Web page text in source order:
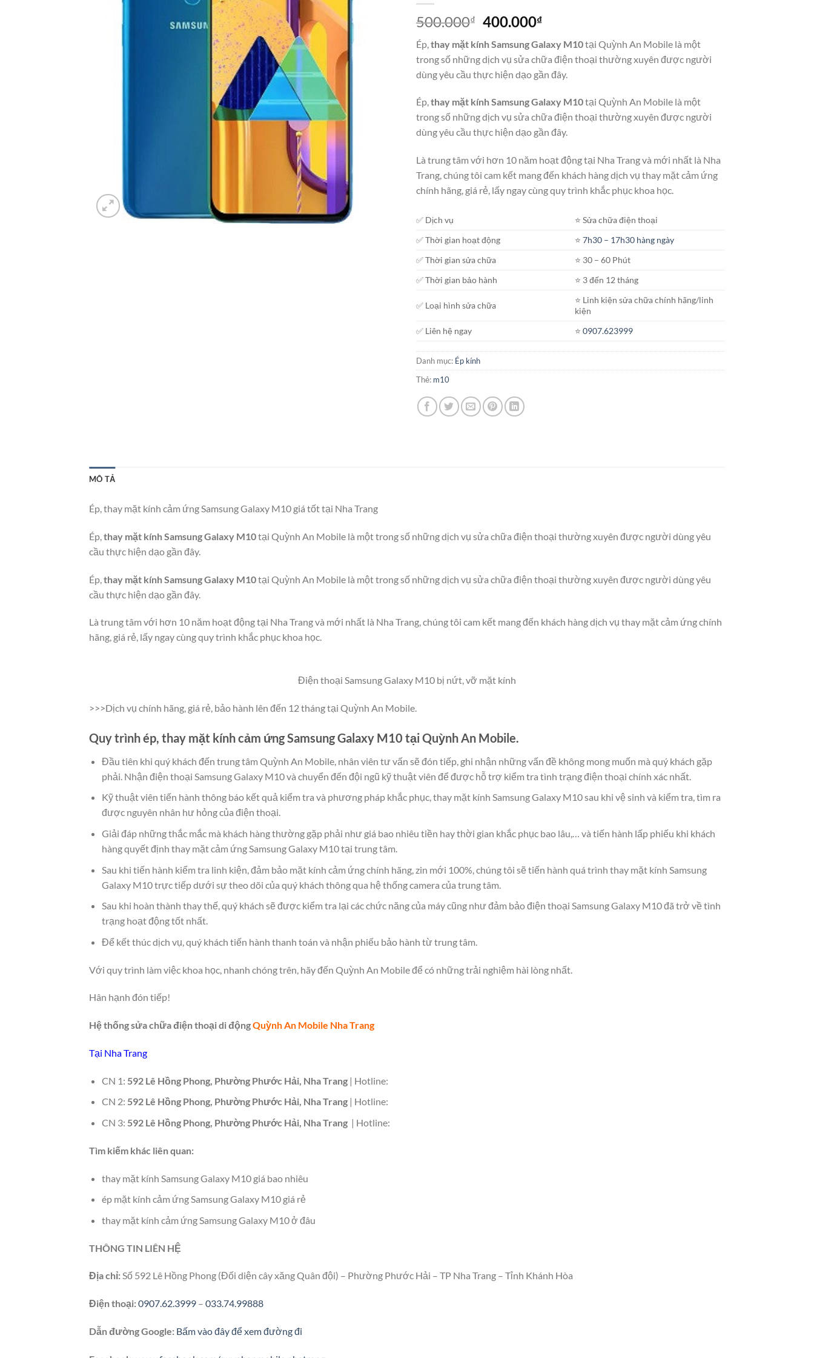
500.000₫ Giá
là:
500.000₫.
400.000₫Giá
tại
là:
400.000₫.
Ép, thay mặt kính Samsung Galaxy M10tại Quỳnh An Mobile là một
trong số những dịch vụ sửa chữa điện thoại thường xuyên được người
dùng yêu cầu thực hiện dạo gần đây.
Ép,thay mặt kính Samsung Galaxy M10tại Quỳnh An Mobile là một
trong số những dịch vụ sửa chữa điện thoại thường xuyên được người
dùng yêu cầu thực hiện dạo gần đây.
Là trung tâm với hơn 10 năm hoạt động tại Nha Trang và mới nhất là Nha
Trang, chúng tôi cam kết mang đến khách hàng dịch vụ thay mặt cảm ứng
chính hãng, giá rẻ, lấy ngay cùng quy trình khắc phục khoa học.
✅ Dịch vụ
⭐️ Sửa chữa điện thoại
✅ Thời gian hoạt động
⭐️7h30 – 17h30 hàng ngày
✅ Thời gian sửa chữa
⭐️ 30 – 60 Phút
✅ Thời gian bảo hành
⭐️ 3 đến 12 tháng
✅ Loại hình sửa chữa
⭐️ Linh kiện sửa chữa chính hãng/linh
kiện
✅ Liên hệ ngay
⭐️0907.623999
Danh mục: Ép kính
Thẻ: m10
MÔ TẢ
Ép, thay mặt kính cảm ứng Samsung Galaxy M10 giá tốt tại Nha Trang
Ép,thay mặt kính Samsung Galaxy M10tại Quỳnh An Mobile là một trong số những dịch vụ sửa chữa điện thoại thường xuyên được người dùng yêu
cầu thực hiện dạo gần đây.
Ép, thay mặt kính Samsung Galaxy M10tại Quỳnh An Mobile là một trong số những dịch vụ sửa chữa điện thoại thường xuyên được người dùng yêu
cầu thực hiện dạo gần đây.
Là trung tâm với hơn 10 năm hoạt động tại Nha Trang và mới nhất là Nha Trang, chúng tôi cam kết mang đến khách hàng dịch vụ thay mặt cảm ứng chính
hãng, giá rẻ, lấy ngay cùng quy trình khắc phục khoa học.
Điện thoại Samsung Galaxy M10 bị nứt, vỡ mặt kính
>>>Dịch vụ chính hãng, giá rẻ, bảo hành lên đến 12 tháng tại Quỳnh An Mobile.
Quy trình ép, thay mặt kính cảm ứng Samsung Galaxy M10 tại Quỳnh An Mobile.
Đầu tiên khi quý khách đến trung tâm Quỳnh An Mobile, nhân viên tư vấn sẽ đón tiếp, ghi nhận những vấn đề không mong muốn mà quý khách gặp
phải. Nhận điện thoại Samsung Galaxy M10 và chuyển đến đội ngũ kỹ thuật viên để được hỗ trợ kiểm tra tình trạng điện thoại chính xác nhất.
Kỹ thuật viên tiến hành thông báo kết quả kiểm tra và phương pháp khắc phục, thay mặt kính Samsung Galaxy M10 sau khi vệ sinh và kiểm tra, tìm ra
được nguyên nhân hư hỏng của điện thoại.
Giải đáp những thắc mắc mà khách hàng thường gặp phải như giá bao nhiêu tiền hay thời gian khắc phục bao lâu,… và tiến hành lấp phiếu khi khách
hàng quyết định thay mặt cảm ứng Samsung Galaxy M10 tại trung tâm.
Sau khi tiến hành kiểm tra linh kiện, đảm bảo mặt kính cảm ứng chính hãng, zin mới 100%, chúng tôi sẽ tiến hành quá trình thay mặt kính Samsung
Galaxy M10 trực tiếp dưới sự theo dõi của quý khách thông qua hệ thống camera của trung tâm.
Sau khi hoàn thành thay thế, quý khách sẽ được kiểm tra lại các chức năng của máy cũng như đảm bảo điện thoại Samsung Galaxy M10 đã trở về tình
trạng hoạt động tốt nhất.
Để kết thúc dịch vụ, quý khách tiến hành thanh toán và nhận phiếu bảo hành từ trung tâm.
Với quy trình làm việc khoa học, nhanh chóng trên, hãy đến Quỳnh An Mobile để có những trải nghiệm hài lòng nhất.
Hân hạnh đón tiếp!
Hệ thống sửa chữa điện thoại di độngQuỳnh An Mobile Nha Trang
Tại Nha Trang
CN 1: 592 Lê Hồng Phong, Phường Phước Hải, Nha Trang| Hotline:
CN 2: 592 Lê Hồng Phong, Phường Phước Hải, Nha Trang| Hotline:
CN 3: 592 Lê Hồng Phong, Phường Phước Hải, Nha Trang| Hotline:
Tìm kiếm khác liên quan:
thay mặt kính Samsung Galaxy M10 giá bao nhiêu
ép mặt kính cảm ứng Samsung Galaxy M10 giá rẻ
thay mặt kính cảm ứng Samsung Galaxy M10 ở đâu
THÔNG TIN LIÊN HỆ
Địa chỉ:Số 592 Lê Hồng Phong (Đối diện cây xăng Quân đội) – Phường Phước Hải – TP Nha Trang – Tỉnh Khánh Hòa
Điện thoại:0907.62.3999 – 033.74.99888
Dẫn đường Google: Bấm vào đây để xem đường đi